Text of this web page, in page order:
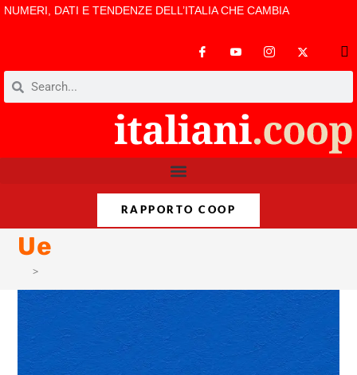
NUMERI, DATI E TENDENZE DELL’ITALIA CHE CAMBIA
RAPPORTO COOP
Ue
>